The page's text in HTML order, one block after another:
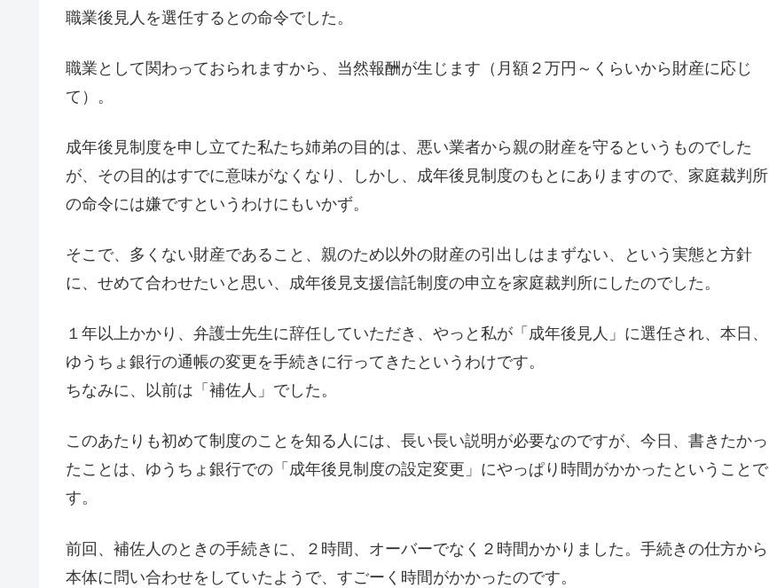
職業後見人を選任するとの命令でした。
職業として関わっておられますから、当然報酬が生じます（月額２万円～くらいから財産に応じ
て）。
成年後見制度を申し立てた私たち姉弟の目的は、悪い業者から親の財産を守るというものでした
が、その目的はすでに意味がなくなり、しかし、成年後見制度のもとにありますので、家庭裁判所
の命令には嫌ですというわけにもいかず。
そこで、多くない財産であること、親のため以外の財産の引出しはまずない、という実態と方針
に、せめて合わせたいと思い、成年後見支援信託制度の申立を家庭裁判所にしたのでした。
１年以上かかり、弁護士先生に辞任していただき、やっと私が「成年後見人」に選任され、本日、
ゆうちょ銀行の通帳の変更を手続きに行ってきたというわけです。
ちなみに、以前は「補佐人」でした。
このあたりも初めて制度のことを知る人には、長い長い説明が必要なのですが、今日、書きたかっ
たことは、ゆうちょ銀行での「成年後見制度の設定変更」にやっぱり時間がかかったということで
す。
前回、補佐人のときの手続きに、２時間、オーバーでなく２時間かかりました。手続きの仕方から
本体に問い合わせをしていたようで、すごーく時間がかかったのです。